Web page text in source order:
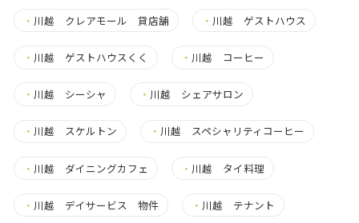
・ 川越 クレアモール 貸店舗 ・ 川越 ゲストハウス
・ 川越 ゲストハウスくく ・ 川越 コーヒー
・ 川越 シーシャ ・ 川越 シェアサロン
・ 川越 スケルトン ・ 川越 スペシャリティコーヒー
・ 川越 ダイニングカフェ ・ 川越 タイ料理
・ 川越 デイサービス 物件 ・ 川越 テナント